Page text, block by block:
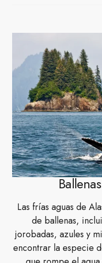
Las frías aguas de
de ballenas,
jorobadas, azules y
encontrar la especie